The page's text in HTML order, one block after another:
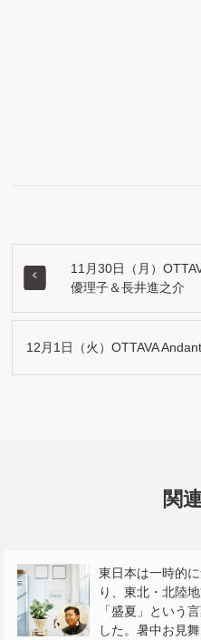
11月30日（月）
優理子＆長井進之介
12月1日（火）OTTAVA
関
東日本は一時的
り、東北・北陸
「盛夏」という
した。暑中お見